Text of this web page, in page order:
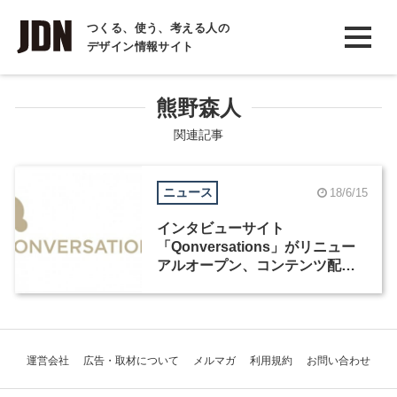
つくる、使う、考える人の
デザイン情報サイト
INTERVIEW
インタビュー
熊野森⼈
関連記事
ニュース 18/6/15
インタビューサイト
「Qonversations」がリニュー
アルオープン、コンテンツ配信
運営会社 広告・取材について メルマガ 利用規約 お問い合わせ